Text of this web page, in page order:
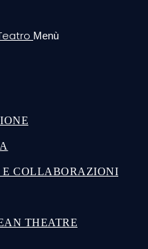
Menù
E COLLABORAZIONI
THEATRE